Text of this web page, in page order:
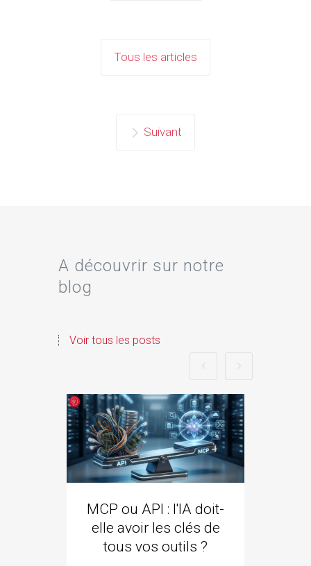
Tous les articles
Suivant
A découvrir sur notre
blog
Voir tous les posts
MCP ou API : l'IA doit-
elle avoir les clés de
tous vos outils ?